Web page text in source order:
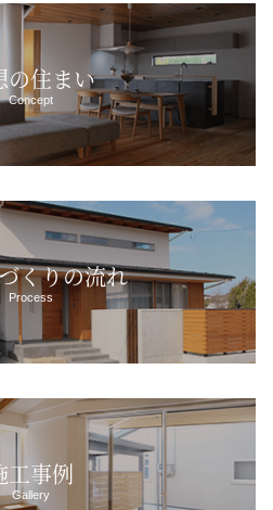
の住まい
Concept
くりの流れ
Process
工事例
Gallery